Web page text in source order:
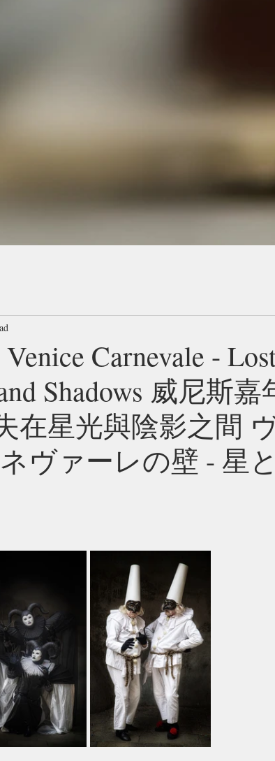
Carnevale -
Shadows 威尼斯
在星光與陰影之間
ヴァーレの壁 - 星